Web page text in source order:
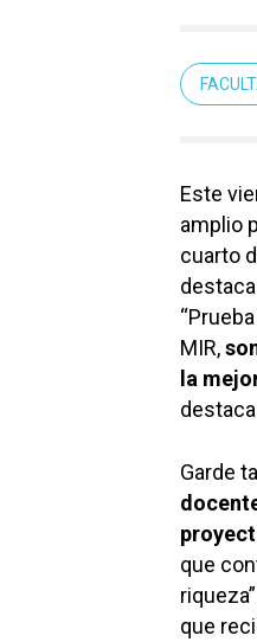
Este
amplio
cuarto
MIR,
la
Garde
que
que